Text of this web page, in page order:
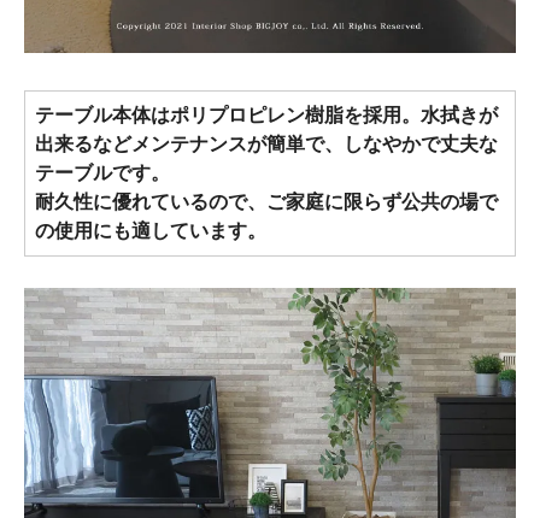
テーブル本体はポリプロピレン樹脂を採用。水拭きが
出来るなどメンテナンスが簡単で、しなやかで丈夫な
テーブルです。
耐久性に優れているので、ご家庭に限らず公共の場で
の使用にも適しています。